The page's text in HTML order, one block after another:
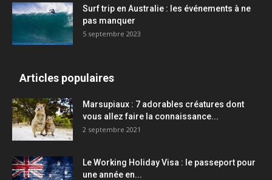
Surf trip en Australie : les événements à ne
pas manquer
5 septembre 2023
Articles populaires
Marsupiaux : 7 adorables créatures dont
vous allez faire la connaissance...
2 septembre 2021
Le Working Holiday Visa : le passeport pour
une année en...